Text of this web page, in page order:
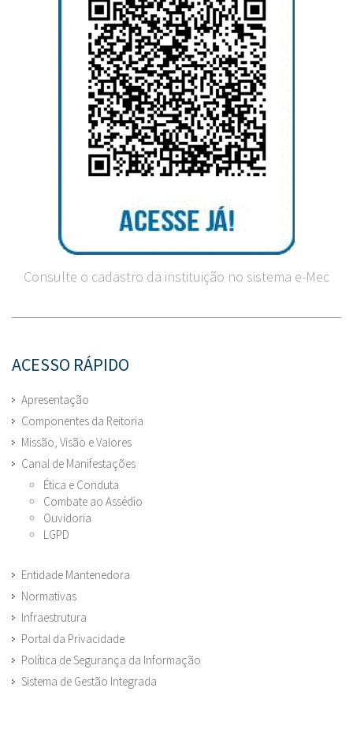
Consulte o cadastro da instituição no sistema e-Mec
ACESSO RÁPIDO
Apresentação
Componentes da Reitoria
Missão, Visão e Valores
Canal de Manifestações
Ética e Conduta
Combate ao Assédio
Ouvidoria
LGPD
Entidade Mantenedora
Normativas
Infraestrutura
Portal da Privacidade
Política de Segurança da Informação
Sistema de Gestão Integrada